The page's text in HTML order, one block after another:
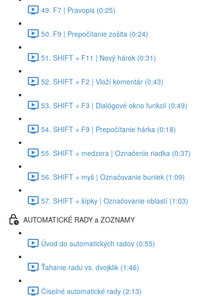
49. F7 | Pravopis (0:25)
50. F9 | Prepočítanie zošita (0:24)
51. SHIFT + F11 | Nový hárok (0:31)
52. SHIFT + F2 | Vloží komentár (0:43)
53. SHIFT + F3 | Dialógové okno funkcií (0:49)
54. SHIFT + F9 | Prepočítanie hárka (0:18)
55. SHIFT + medzera | Označenie riadka (0:37)
56. SHIFT + myš | Označovanie buniek (1:09)
57. SHIFT + šípky | Označovanie oblastí (1:03)
AUTOMATICKÉ RADY a ZOZNAMY
Úvod do automatických radov (0:55)
Ťahanie radu vs. dvojklik (1:46)
Číselné automatické rady (2:13)